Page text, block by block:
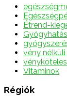
Étrend-
vény
Vitaminok
Régiók